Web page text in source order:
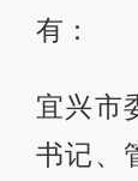
有：
宜兴市
书记、